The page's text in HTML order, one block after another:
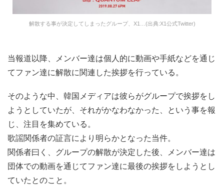
解散する事が決定してしまったグループ、X1…(出典:X1公式Twitter)
当報道以降、メンバー達は個人的に動画や手紙などを通じ
てファン達に解散に関連した挨拶を行っている。
そのような中、韓国メディアは彼らがグループで挨拶をし
ようとしていたが、それがかなわなかった、という事を報
じ、注目を集めている。
歌謡関係者の証言により明らかとなった当件。
関係者曰く、グループの解散が決定した後、メンバー達は
団体での動画を通じてファン達に最後の挨拶をしようとし
ていたとのこと。